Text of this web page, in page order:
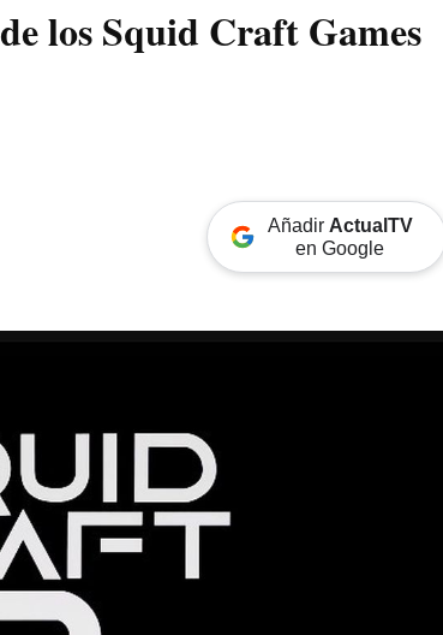
los Squid Craft Games
Añadir ActualTV
en Google